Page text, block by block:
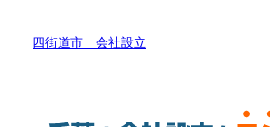
四街道市 会社設立